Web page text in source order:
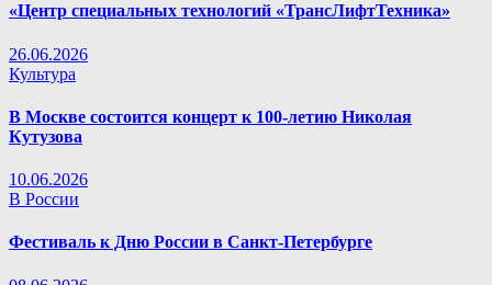
«Центр специальных технологий «ТрансЛифтТехника»
26.06.2026
Культура
В Москве состоится концерт к 100-летию Николая
Кутузова
10.06.2026
В России
Фестиваль к Дню России в Санкт-Петербурге